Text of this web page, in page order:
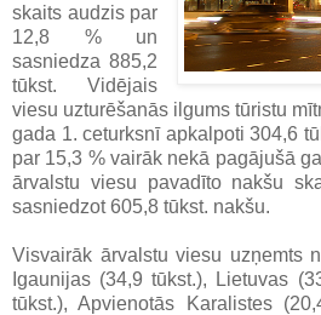
skaits audzis par
12,8 % un
sasniedza 885,2
tūkst. Vidējais
viesu uzturēšanās ilgums tūristu
gada 1. ceturksnī apkalpoti 304,6
par 15,3 % vairāk nekā pagājušā
ārvalstu viesu pavadīto nakšu
sasniedzot 605,8 tūkst. nakšu.
Visvairāk ārvalstu viesu uzņemts
Igaunijas (34,9 tūkst.), Lietuvas
tūkst.), Apvienotās Karalistes